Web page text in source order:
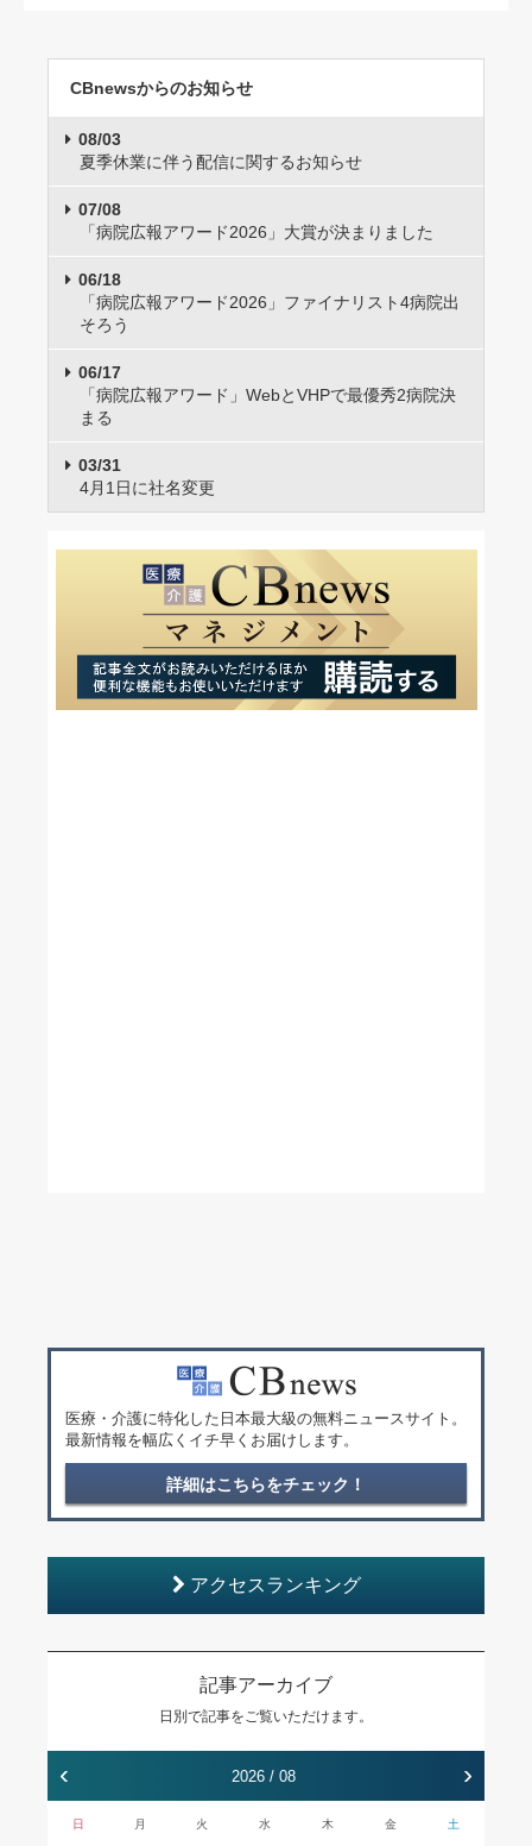
CBnewsからのお知らせ
08/03
夏季休業に伴う配信に関するお知らせ
07/08
「病院広報アワード2026」大賞が決まりました
06/18
「病院広報アワード2026」ファイナリスト4病院出
そろう
06/17
「病院広報アワード」WebとVHPで最優秀2病院決
まる
03/31
4月1日に社名変更
医療・介護に特化した日本最大級の無料ニュースサイト。
最新情報を幅広くイチ早くお届けします。
詳細はこちらをチェック！
アクセスランキング
記事アーカイブ
日別で記事をご覧いただけます。
‹ 2026 / 08 ›
日 月 火 水 木 金 土